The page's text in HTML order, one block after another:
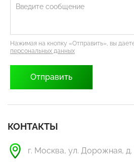
Нажимая на кнопку «Отправить», вы
персональных данных
КОНТАКТЫ
г. Москва, ул. Дорожная,